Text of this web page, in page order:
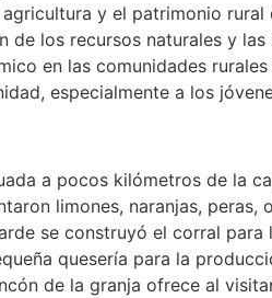
y el patrimonio rural
los recursos naturales y
en las comunidades
especialmente a los
a pocos kilómetros de la
limones, naranjas,
se construyó el corral
quesería para la
de la granja ofrece al